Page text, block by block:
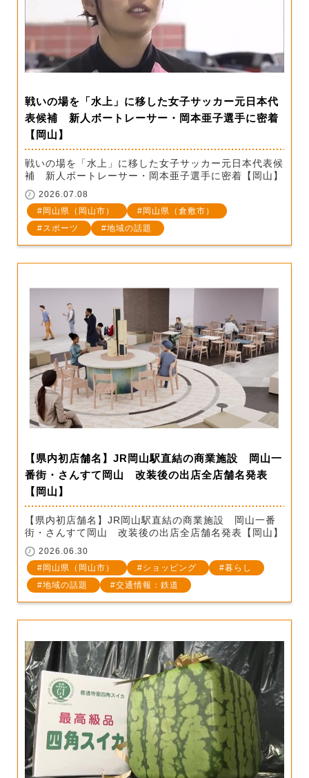
戦いの場を「水上」に移した女子サッカー元日本代
表候補 新人ボートレーサー・岡本亜子選手に密着
【岡山】
戦いの場を「水上」に移した女子サッカー元日本代表候
補 新人ボートレーサー・岡本亜子選手に密着【岡山】
2026.07.08
岡山県（岡山市）
岡山県（倉敷市）
スポーツ
地域の話題
【県内初店舗名】JR岡山駅直結の商業施設 岡山一
番街・さんすて岡山 改装後の出店全店舗名発表
【岡山】
【県内初店舗名】JR岡山駅直結の商業施設 岡山一番
街・さんすて岡山 改装後の出店全店舗名発表【岡山】
2026.06.30
岡山県（岡山市）
ショッピング
暮らし
地域の話題
交通情報：鉄道